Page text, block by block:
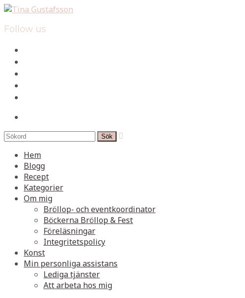
Follow us

Hem
Blogg
Recept
Kategorier
Om mig
Bröllop- och eventkoordinator
Böckerna Bröllop & Fest
Föreläsningar
Integritetspolicy
Konst
Min personliga assistans
Lediga tjänster
Att arbeta hos mig